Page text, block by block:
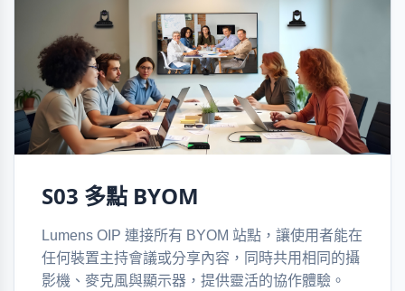
S03 多點 BYOM
Lumens OIP 連接所有 BYOM 站點，讓使用者能在
任何裝置主持會議或分享內容，同時共用相同的攝
影機、麥克風與顯示器，提供靈活的協作體驗。